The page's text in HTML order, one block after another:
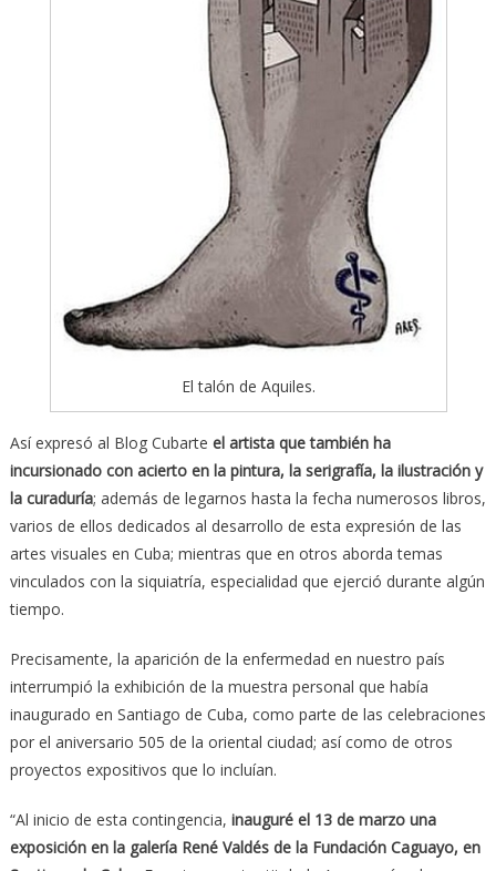
El talón de Aquiles.
Así expresó al Blog Cubarte el artista que también ha
incursionado con acierto en la pintura, la serigrafía, la ilustración y
la curaduría; además de legarnos hasta la fecha numerosos libros,
varios de ellos dedicados al desarrollo de esta expresión de las
artes visuales en Cuba; mientras que en otros aborda temas
vinculados con la siquiatría, especialidad que ejerció durante algún
tiempo.
Precisamente, la aparición de la enfermedad en nuestro país
interrumpió la exhibición de la muestra personal que había
inaugurado en Santiago de Cuba, como parte de las celebraciones
por el aniversario 505 de la oriental ciudad; así como de otros
proyectos expositivos que lo incluían.
“Al inicio de esta contingencia, inauguré el 13 de marzo una
exposición en la galería René Valdés de la Fundación Caguayo, en